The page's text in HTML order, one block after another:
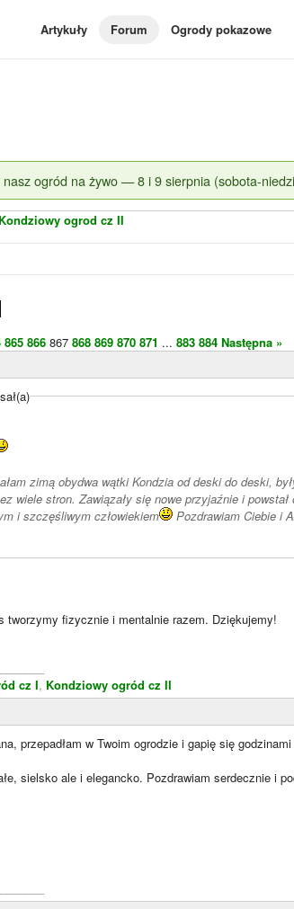
Artykuły Forum Ogrody pokazowe
ogród na żywo — 8 i 9 sierpnia (sobota-
Kondziowy ogrod cz II
865 866 867 868 869 870 871 ... 883 884 Następna »
zimą obydwa wątki Kondzia od deski do deski,
wiele stron. Zawiązały się nowe przyjaźnie i
i szczęśliwym człowiekiem
Pozdrawiam Ciebie i
tworzymy fizycznie i mentalnie razem. Dziękujemy!
cz I, Kondziowy ogród cz II
przepadłam w Twoim ogrodzie i gapię się
sielsko ale i elegancko. Pozdrawiam serdecznie i